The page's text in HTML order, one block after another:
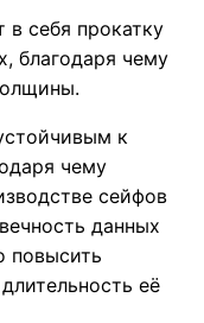
в себя прокатку
благодаря чему
к
чему
сейфов
данных
повысить
её